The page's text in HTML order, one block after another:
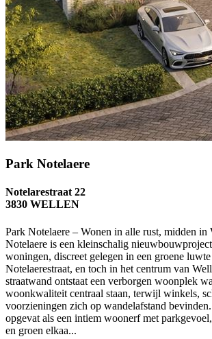
Park Notelaere
Notelarestraat 22
3830 WELLEN
Park Notelaere – Wonen in alle rust, midden in
Notelaere is een kleinschalig
woningen, discreet gelegen in een groene luwte
Notelaerestraat, en toch in het centrum van
straatwand ontstaat een verborgen woonplek
woonkwaliteit centraal staan, terwijl winkels,
voorzieningen zich op wandelafstand
opgevat als een intiem woonerf met
en groen elkaa...